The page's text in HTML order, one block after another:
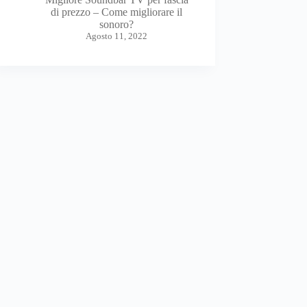
di prezzo – Come migliorare il
sonoro?
Agosto 11, 2022